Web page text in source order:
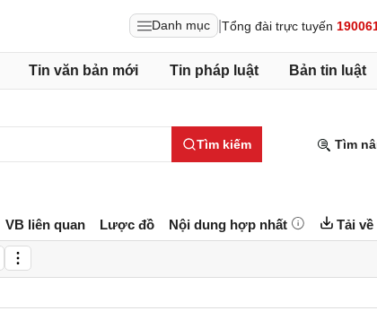
Danh mục Tổng đài trực tuyến
Tin văn bản mới Tin pháp luật Bản tin luật
Tìm kiếm Tìm
VB liên quan Lược đồ Nội dung hợp nhất Tải về